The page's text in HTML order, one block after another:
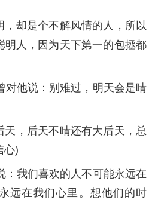
，却是个不解风情的人，所以
明人，因为天下第一的包拯都
对他说：别难过，明天会是晴
天，后天不晴还有大后天，总
心)
：我们喜欢的人不可能永远在
远在我们心里。想他们的时